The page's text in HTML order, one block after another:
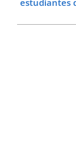
estudiantes